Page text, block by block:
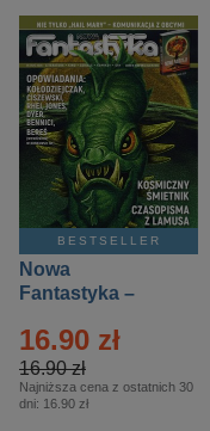
BESTSELLER
Nowa
Fantastyka –
16.90 zł
16.90 zł
Najniższa cena z ostatnich 30
dni: 16.90 zł